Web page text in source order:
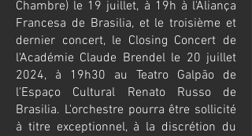
Chambre) le 19 juillet, à 19h à l'Aliança
Francesa de Brasilia, et le troisième et
dernier concert, le Closing Concert de
l'Académie Claude Brendel le 20 juillet
2024, à 19h30 au Teatro Galpão de
l'Espaço Cultural Renato Russo de
Brasilia. L'orchestre pourra être sollicité
à titre exceptionnel, à la discrétion du